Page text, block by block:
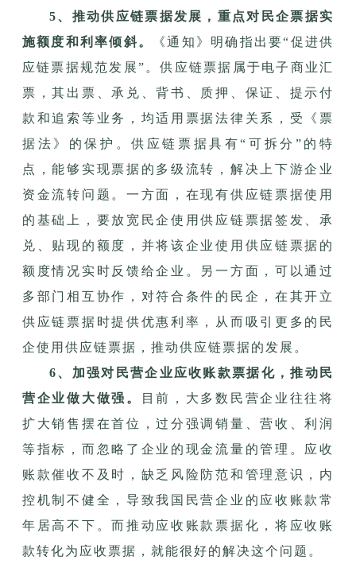
5、推动供应链票据发展，重点对民企票据实
施额度和利率倾斜。
《通知》明确指出要“促进供
应链票据规范发展”。供应链票据属于电子商业汇
票，其出票、承兑、背书、质押、保证、提示付
款和追索等业务，均适用票据法律关系，受《票
据法》的保护。供应链票据具有“可拆分”的特
点，能够实现票据的多级流转，解决上下游企业
资金流转问题。一方面，在现有供应链票据使用
的基础上，要放宽民企使用供应链票据签发、承
兑、贴现的额度，并将该企业使用供应链票据的
额度情况实时反馈给企业。另一方面，可以通过
多部门相互协作，对符合条件的民企，在其开立
供应链票据时提供优惠利率，从而吸引更多的民
企使用供应链票据，推动供应链票据的发展。
6、加强对民营企业应收账款票据化，推动民
营企业做大做强。
目前，大多数民营企业往往将
扩大销售摆在首位，过分强调销量、营收、利润
等指标，而忽略了企业的现金流量的管理。应收
账款催收不及时，缺乏风险防范和管理意识，内
控机制不健全，导致我国民营企业的应收账款常
年居高不下。而推动应收账款票据化，将应收账
款转化为应收票据，就能很好的解决这个问题。